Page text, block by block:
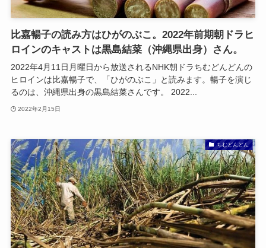
比嘉暢子の読み方はひがのぶこ。2022年前期朝ドラヒ
ロインのキャストは黒島結菜（沖縄県出身）さん。
2022年4月11日月曜日から放送されるNHK朝ドラちむどんどんの
ヒロインは比嘉暢子で、「ひがのぶこ」と読みます。暢子を演じ
るのは、沖縄県出身の黒島結菜さんです。 2022...
2022年2月15日
ちむどんどん